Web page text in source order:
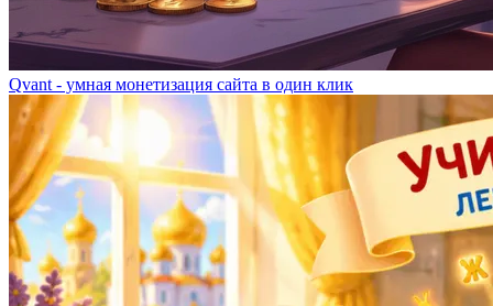
Qvant - умная монетизация сайта в один клик